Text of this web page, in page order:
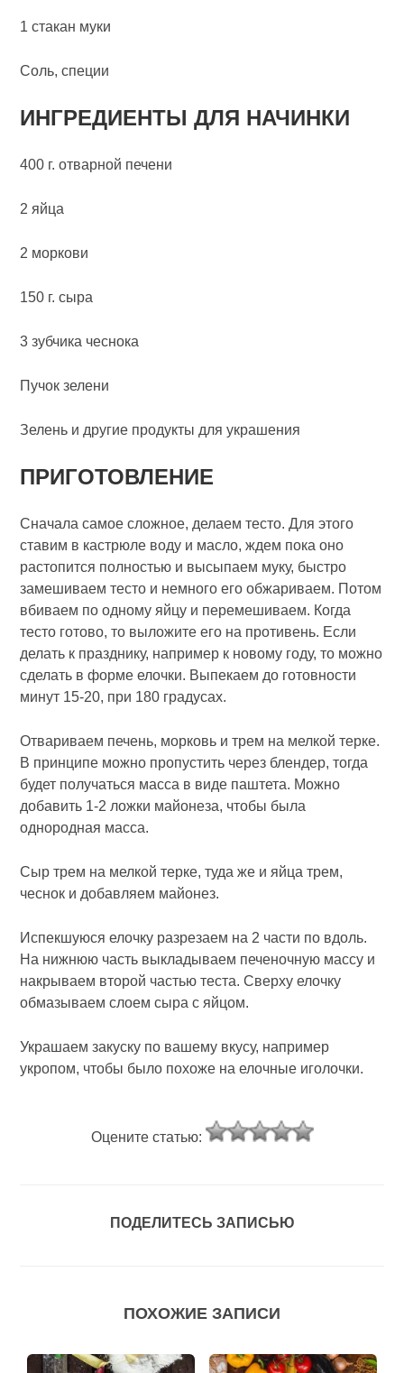
1 стакан муки
Соль, специи
ИНГРЕДИЕНТЫ ДЛЯ НАЧИНКИ
400 г. отварной печени
2 яйца
2 моркови
150 г. сыра
3 зубчика чеснока
Пучок зелени
Зелень и другие продукты для украшения
ПРИГОТОВЛЕНИЕ
Сначала самое сложное, делаем тесто. Для этого
ставим в кастрюле воду и масло, ждем пока оно
растопится полностью и высыпаем муку, быстро
замешиваем тесто и немного его обжариваем. Потом
вбиваем по одному яйцу и перемешиваем. Когда
тесто готово, то выложите его на противень. Если
делать к празднику, например к новому году, то можно
сделать в форме елочки. Выпекаем до готовности
минут 15-20, при 180 градусах.
Отвариваем печень, морковь и трем на мелкой терке.
В принципе можно пропустить через блендер, тогда
будет получаться масса в виде паштета. Можно
добавить 1-2 ложки майонеза, чтобы была
однородная масса.
Сыр трем на мелкой терке, туда же и яйца трем,
чеснок и добавляем майонез.
Испекшуюся елочку разрезаем на 2 части по вдоль.
На нижнюю часть выкладываем печеночную массу и
накрываем второй частью теста. Сверху елочку
обмазываем слоем сыра с яйцом.
Украшаем закуску по вашему вкусу, например
укропом, чтобы было похоже на елочные иголочки.
Оцените статью:
ПОДЕЛИТЕСЬ ЗАПИСЬЮ
ПОХОЖИЕ ЗАПИСИ